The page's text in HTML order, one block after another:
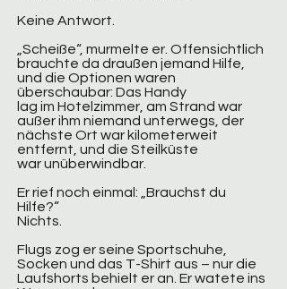
Keine Antwort.
„Scheiße“, murmelte er. Offensichtlich
brauchte da draußen jemand Hilfe,
und die Optionen waren
überschaubar: Das Handy
lag im Hotelzimmer, am Strand war
außer ihm niemand unterwegs, der
nächste Ort war kilometerweit
entfernt, und die Steilküste
war unüberwindbar.
Er rief noch einmal: „Brauchst du
Hilfe?“
Nichts.
Flugs zog er seine Sportschuhe,
Socken und das T-Shirt aus – nur die
Laufshorts behielt er an. Er watete ins